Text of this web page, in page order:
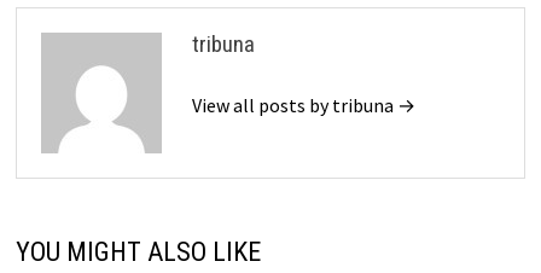
tribuna
View all posts by tribuna →
YOU MIGHT ALSO LIKE